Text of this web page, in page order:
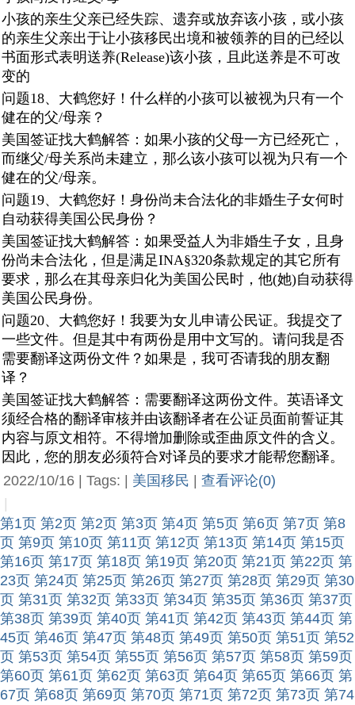
小孩的亲生父亲已经失踪、遗弃或放弃该小孩，或小孩
的亲生父亲出于让小孩移民出境和被领养的目的已经以
书面形式表明送养(Release)该小孩，且此送养是不可改
变的
问题18、大鹤您好！什么样的小孩可以被视为只有一个
健在的父/母亲？
美国签证找大鹤解答：如果小孩的父母一方已经死亡，
而继父/母关系尚未建立，那么该小孩可以视为只有一个
健在的父/母亲。
问题19、大鹤您好！身份尚未合法化的非婚生子女何时
自动获得美国公民身份？
美国签证找大鹤解答：如果受益人为非婚生子女，且身
份尚未合法化，但是满足INA§320条款规定的其它所有
要求，那么在其母亲归化为美国公民时，他(她)自动获得
美国公民身份。
问题20、大鹤您好！我要为女儿申请公民证。我提交了
一些文件。但是其中有两份是用中文写的。请问我是否
需要翻译这两份文件？如果是，我可否请我的朋友翻
译？
美国签证找大鹤解答：需要翻译这两份文件。英语译文
须经合格的翻译审核并由该翻译者在公证员面前誓证其
内容与原文相符。不得增加删除或歪曲原文件的含义。
因此，您的朋友必须符合对译员的要求才能帮您翻译。
2022/10/16 | Tags: | 美国移民
查看评论(0)
第1页 第2页 第2页 第3页 第4页 第5页 第6页 第7页 第8
页 第9页 第10页 第11页 第12页 第13页 第14页 第15页
第16页 第17页 第18页 第19页 第20页 第21页 第22页 第
23页 第24页 第25页 第26页 第27页 第28页 第29页 第30
页 第31页 第32页 第33页 第34页 第35页 第36页 第37页
第38页 第39页 第40页 第41页 第42页 第43页 第44页 第
45页 第46页 第47页 第48页 第49页 第50页 第51页 第52
页 第53页 第54页 第55页 第56页 第57页 第58页 第59页
第60页 第61页 第62页 第63页 第64页 第65页 第66页 第
67页 第68页 第69页 第70页 第71页 第72页 第73页 第74